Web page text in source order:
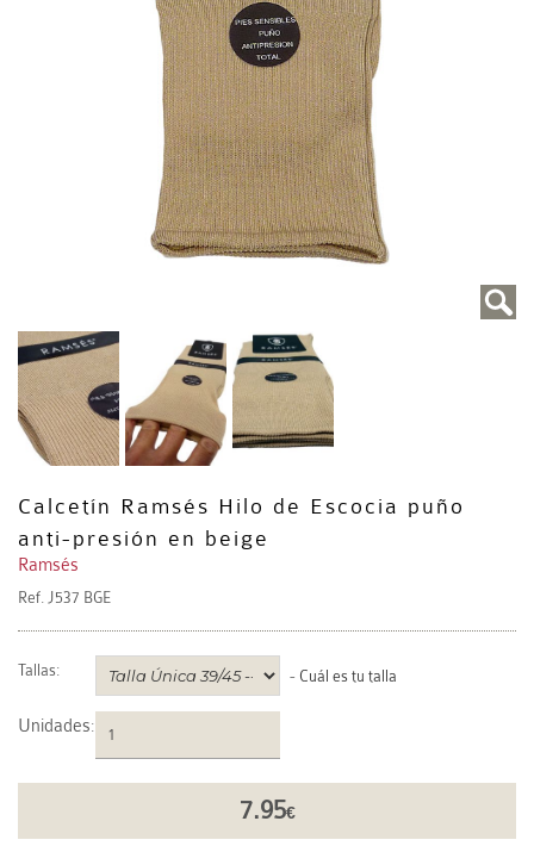
Calcetín Ramsés Hilo de Escocia puño
anti-presión en beige
Ramsés
Ref. J537 BGE
Tallas: - Cuál es tu talla
Unidades:
7.95€